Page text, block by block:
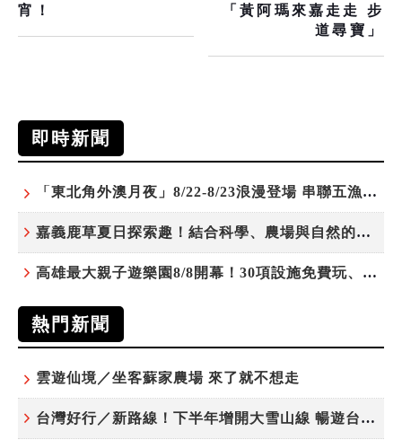
宵！
「黃阿瑪來嘉走走 步
道尋寶」
即時新聞
「東北角外澳月夜」8/22-8/23浪漫登場 串聯五漁村、音樂、市集、火舞與慢旅共度夏夜
嘉義鹿草夏日探索趣！結合科學、農場與自然的親子小旅行
高雄最大親子遊樂園8/8開幕！30項設施免費玩、YOYO家族嗨翻暑假
熱門新聞
雲遊仙境／坐客蘇家農場 來了就不想走
台灣好行／新路線！下半年增開大雪山線 暢遊台中更便利